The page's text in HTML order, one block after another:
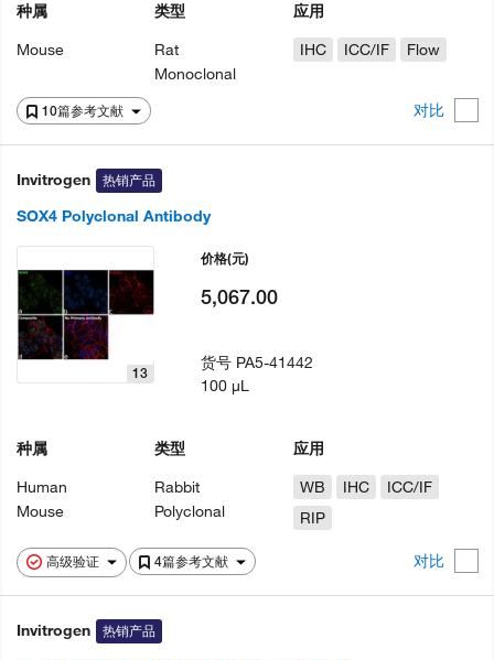
10篇参考文献 对比
种属
Mouse
类型
Rat
Monoclonal
应用
IHC
ICC/IF Flow
Invitrogen 热销产品
SOX4 Polyclonal Antibody
高级验证 4篇参考文献 对比
13
种属
Human
Mouse
类型
Rabbit
Polyclonal
应用
WB
IHC
ICC/IF
RIP
价格(元)
5,067.00
货号 PA5-41442
100 µL
Invitrogen 热销产品